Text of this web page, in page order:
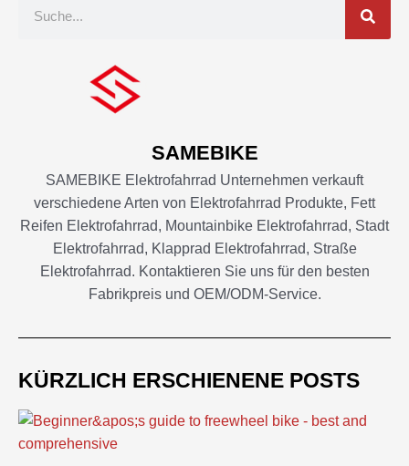
SAMEBIKE
SAMEBIKE Elektrofahrrad Unternehmen verkauft
verschiedene Arten von Elektrofahrrad Produkte, Fett
Reifen Elektrofahrrad, Mountainbike Elektrofahrrad, Stadt
Elektrofahrrad, Klapprad Elektrofahrrad, Straße
Elektrofahrrad. Kontaktieren Sie uns für den besten
Fabrikpreis und OEM/ODM-Service.
KÜRZLICH ERSCHIENENE POSTS